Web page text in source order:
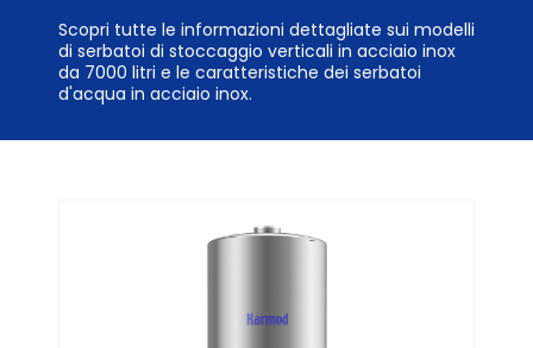
Scopri tutte le informazioni dettagliate sui modelli
di serbatoi di stoccaggio verticali in acciaio inox
da 7000 litri e le caratteristiche dei serbatoi
d'acqua in acciaio inox.